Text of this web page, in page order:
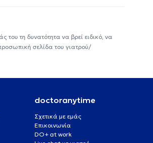
του τη δυνατότητα να βρεί ειδικό, να
σελίδα του γιατρού/
doctoranytime
Σχετικά με εμάς
Επικοινωνία
DO+ at work